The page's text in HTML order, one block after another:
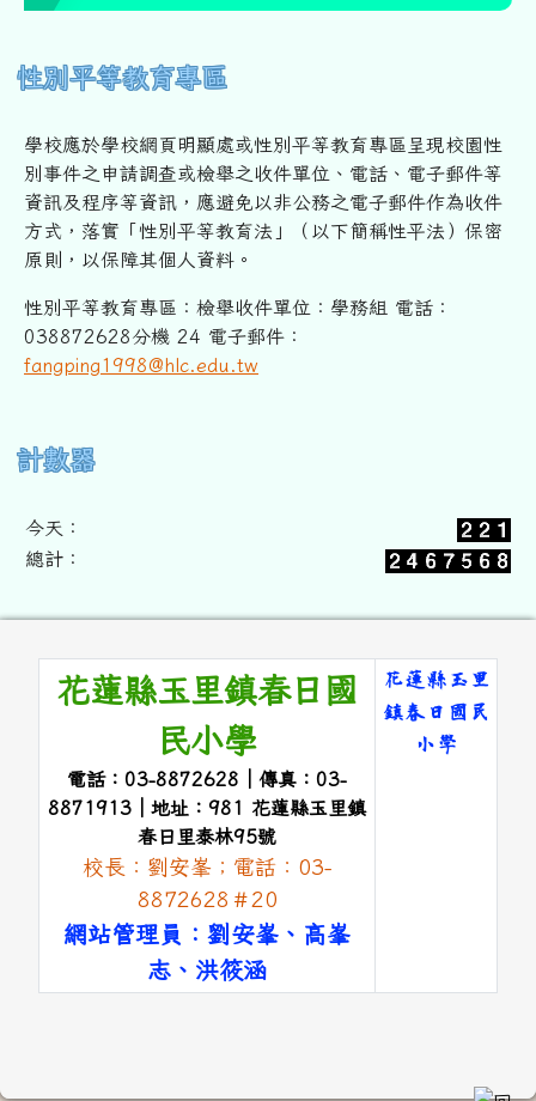
性別平等教育專區
學校應於學校網頁明顯處或性別平等教育專區呈現校園性
別事件之申請調查或檢舉之收件單位、電話、電子郵件等
資訊及程序等資訊， 應避免以非公務之電子郵件作為收件
方式，落實「性別平等教育法」
（以下簡稱性平法）保密
原則，以保障其個人資料。
性別平等教育專區：檢舉收件單位：學務組 電話：
038872628分機 24 電子郵件：
fangping1998@hlc.edu.tw
右邊區域內容
計數器
今天：
總計：
頁尾區域內容
花蓮縣玉里鎮春日國
民小學
電話：03-8872628｜傳真：03-
8871913｜地址：981 花蓮縣玉里鎮
春日里泰林95號
校長：劉安峯；電話：03-
8872628＃20
網站管理員：劉安峯、高峯
志、洪筱涵
花蓮縣玉里
鎮春日國民
小學